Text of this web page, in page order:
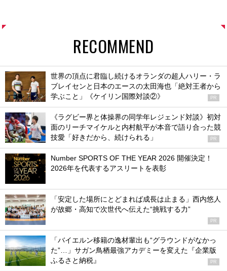
RECOMMEND
世界の頂点に君臨し続けるオランダの超人ハリー・ラ
ブレイセンと日本のエースの太田海也「絶対王者から
学ぶこと」《ケイリン国際対談②》
PR
《ラグビー界と体操界の同学年レジェンド対談》初対
面のリーチマイケルと内村航平が本音で語り合った競
技愛「好きだから、続けられる」
PR
Number SPORTS OF THE YEAR 2026 開催決定！
2026年を代表するアスリートを表彰
「安定した場所にとどまれば成長は止まる」西内悠人
が故郷・高知で次世代へ伝えた“挑戦する力”
PR
「バイエルン移籍の逸材輩出も“グラウンドがなかっ
た”…」サガン鳥栖最強アカデミーを変えた『企業版
ふるさと納税』
PR